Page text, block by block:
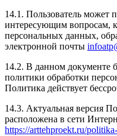
14.1. Пользователь может
интересующим вопросам,
персональных данных,
электронной почты
14.2. В данном документе
политики обработки
Политика действует
14.3. Актуальная версия
расположена в сети
https://arttehproekt.ru/